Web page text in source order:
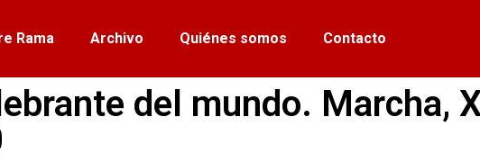
Rama Archivo Quiénes somos Contacto
del mundo. Marcha,